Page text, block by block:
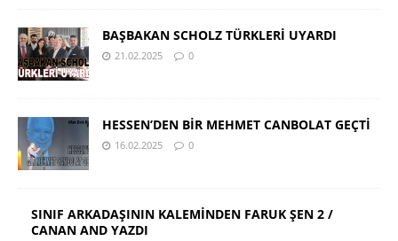
BAŞBAKAN SCHOLZ TÜRKLERİ UYARDI
21.02.2025 0
HESSEN’DEN BİR MEHMET CANBOLAT GEÇTİ
16.02.2025 0
SINIF ARKADAŞININ KALEMİNDEN FARUK ŞEN 2 /
CANAN AND YAZDI